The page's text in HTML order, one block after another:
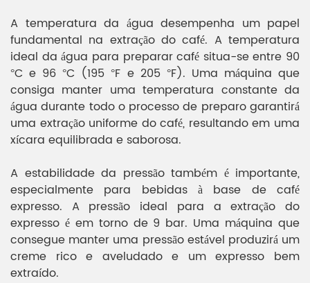
A temperatura da água desempenha um papel
fundamental na extração do café. A temperatura
ideal da água para preparar café situa-se entre 90
°C e 96 °C (195 °F e 205 °F). Uma máquina que
consiga manter uma temperatura constante da
água durante todo o processo de preparo garantirá
uma extração uniforme do café, resultando em uma
xícara equilibrada e saborosa.
A estabilidade da pressão também é importante,
especialmente para bebidas à base de café
expresso. A pressão ideal para a extração do
expresso é em torno de 9 bar. Uma máquina que
consegue manter uma pressão estável produzirá um
creme rico e aveludado e um expresso bem
extraído.